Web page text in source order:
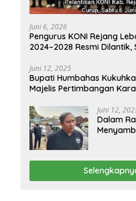
Juni 6, 2026
Pengurus KONI Rejang
2024–2028 Resmi Dilantik,
Juni 12, 2025
Bupati Humbahas
Majelis Pertimbangan
Juni 12,
Dalam